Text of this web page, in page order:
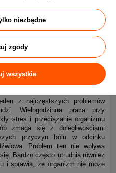
lędźwiowa – jak
z najczęstszych problemów
Wielogodzinna praca przy
stres i przeciążanie organizmu
zmaga się z dolegliwościami
przyczyn bólu w odcinku
Problem ten nie wpływa
Bardzo często utrudnia również
i sprawia, że organizm nie może
niezbędne
zgody
wszystkie